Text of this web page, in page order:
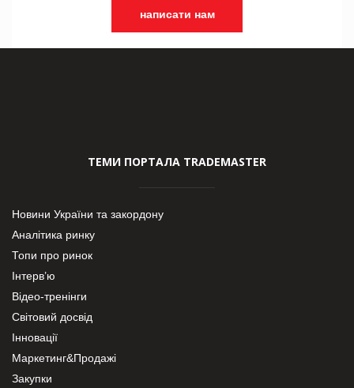
написати нам
ТЕМИ ПОРТАЛА TRADEMASTER
Новини України та закордону
Аналітика ринку
Топи про ринок
Інтерв’ю
Відео-тренінги
Світовий досвід
Інновації
Маркетинг&Продажі
Закупки